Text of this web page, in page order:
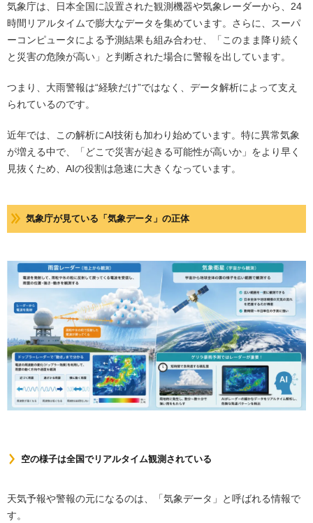
気象庁は、日本全国に設置された観測機器や気象レーダーから、24
時間リアルタイムで膨大なデータを集めています。さらに、スーパ
ーコンピュータによる予測結果も組み合わせ、「このまま降り続く
と災害の危険が高い」と判断された場合に警報を出しています。
つまり、大雨警報は“経験だけ”ではなく、データ解析によって支え
られているのです。
近年では、この解析にAI技術も加わり始めています。特に異常気象
が増える中で、「どこで災害が起きる可能性が高いか」をより早く
見抜くため、AIの役割は急速に大きくなっています。
気象庁が見ている「気象データ」の正体
空の様子は全国でリアルタイム観測されている
天気予報や警報の元になるのは、「気象データ」と呼ばれる情報で
す。